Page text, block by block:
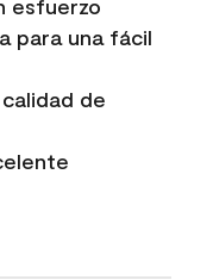
esfuerzo
para una fácil
de